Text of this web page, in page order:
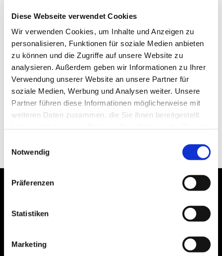
Diese Webseite verwendet Cookies
Wir verwenden Cookies, um Inhalte und Anzeigen zu
personalisieren, Funktionen für soziale Medien anbieten
zu können und die Zugriffe auf unsere Website zu
analysieren. Außerdem geben wir Informationen zu Ihrer
Verwendung unserer Website an unsere Partner für
soziale Medien, Werbung und Analysen weiter. Unsere
Partner führen diese Informationen möglicherweise mit
weiteren Daten zusammen, die Sie ihnen bereitgestellt
Notwendig
Präferenzen
Statistiken
Marketing